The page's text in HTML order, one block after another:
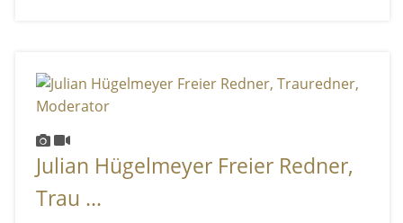
Julian Hügelmeyer Freier Redner,
Trau ...